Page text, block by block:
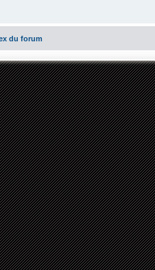
du forum